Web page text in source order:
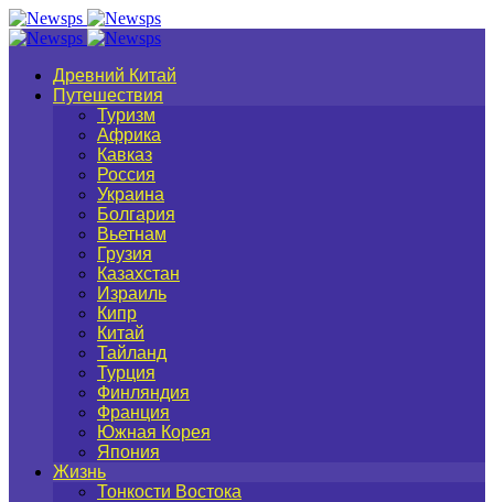
Древний Китай
Путешествия
Туризм
Африка
Кавказ
Россия
Украина
Болгария
Вьетнам
Грузия
Казахстан
Израиль
Кипр
Китай
Тайланд
Турция
Финляндия
Франция
Южная Корея
Япония
Жизнь
Тонкости Востока